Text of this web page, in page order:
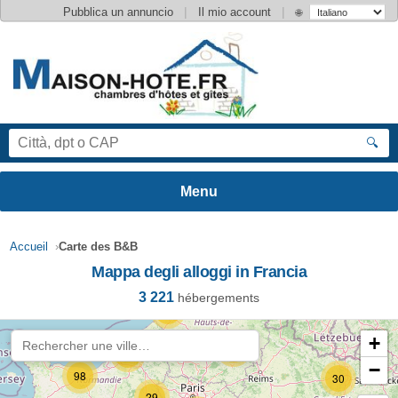
Pubblica un annuncio | Il mio account | 🌐
🔍
Accueil ›Carte des B&B
Mappa degli alloggi in Francia
3 221 hébergements
30
25
98
+
−